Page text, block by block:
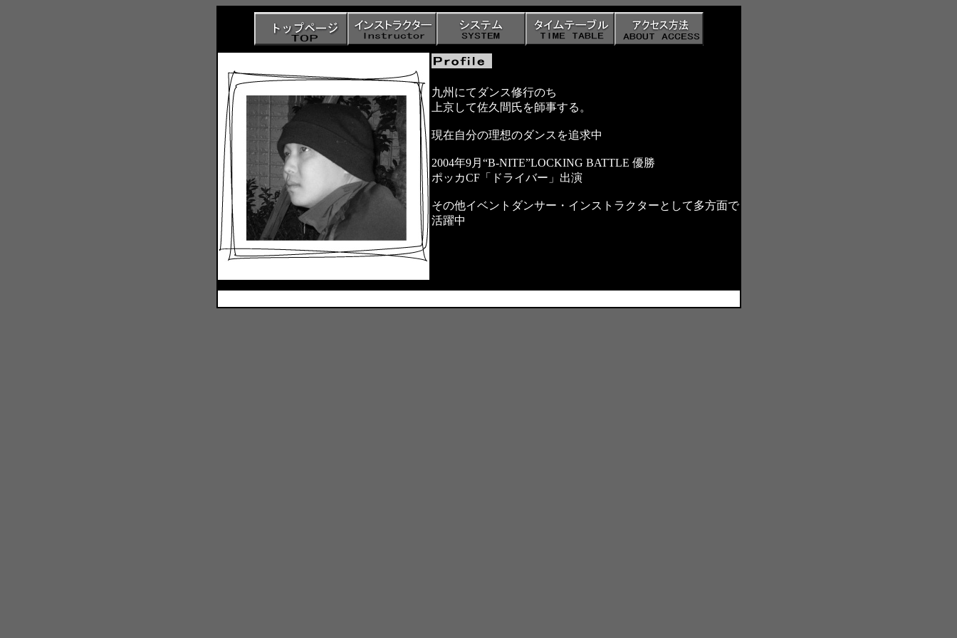
九州にてダンス修行のち
上京して佐久間氏を師事する。
現在自分の理想のダンスを追求中
2004年9月“B-NITE”LOCKING BATTLE 優勝
ポッカCF「ドライバー」出演
その他イベントダンサー・インストラクターとして多方面で
活躍中